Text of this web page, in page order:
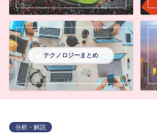
テクノロジーまとめ
分析・解説